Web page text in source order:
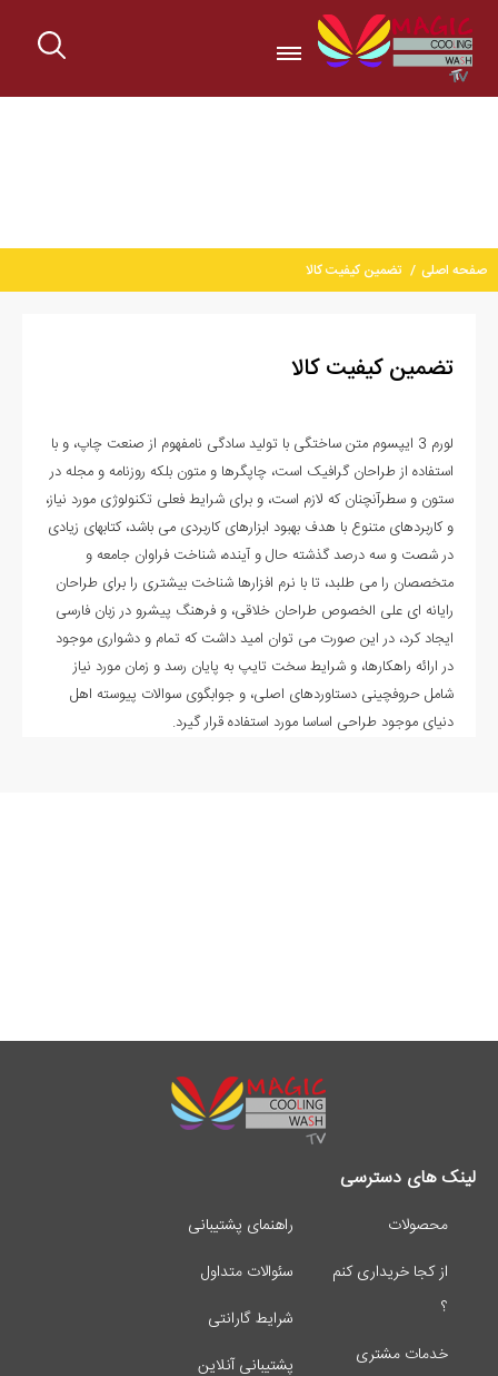
صفحه اصلی تضمین کیفیت کالا
تضمین کیفیت کالا
لورم 3 ایپسوم متن ساختگی با تولید سادگی نامفهوم از صنعت چاپ، و با
استفاده از طراحان گرافیک است، چاپگرها و متون بلکه روزنامه و مجله در
ستون و سطرآنچنان که لازم است، و برای شرایط فعلی تکنولوژی مورد نیاز،
و کاربردهای متنوع با هدف بهبود ابزارهای کاربردی می باشد، کتابهای زیادی
در شصت و سه درصد گذشته حال و آینده، شناخت فراوان جامعه و
متخصصان را می طلبد، تا با نرم افزارها شناخت بیشتری را برای طراحان
رایانه ای علی الخصوص طراحان خلاقی، و فرهنگ پیشرو در زبان فارسی
ایجاد کرد، در این صورت می توان امید داشت که تمام و دشواری موجود
در ارائه راهکارها، و شرایط سخت تایپ به پایان رسد و زمان مورد نیاز
شامل حروفچینی دستاوردهای اصلی، و جوابگوی سوالات پیوسته اهل
دنیای موجود طراحی اساسا مورد استفاده قرار گیرد.
لینک های دسترسی
محصولات
از کجا خریداری کنم
؟
خدمات مشتری
راهنمای پشتیبانی
سئوالات متداول
شرایط گارانتی
پشتیبانی آنلاین